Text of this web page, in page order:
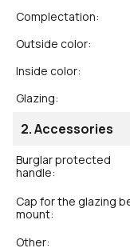
Complectation:
Outside color:
Inside color:
Glazing:
2.Accessories
Burglar protected
handle:
Cap for the glazing
mount:
Other: